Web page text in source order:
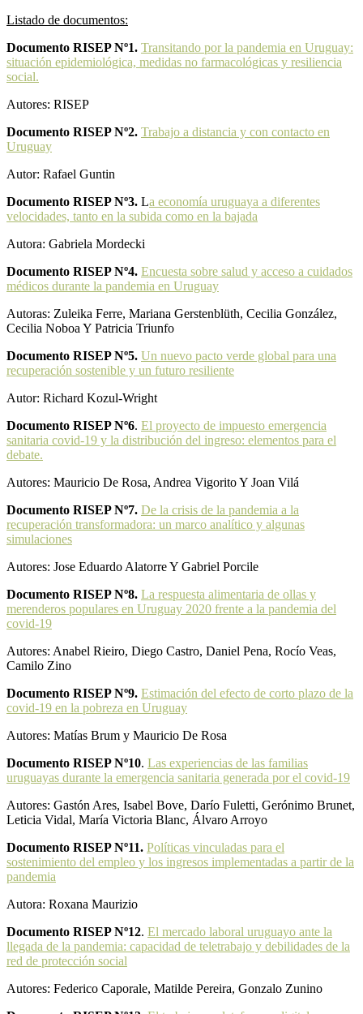
Listado de documentos:
Documento RISEP Nº1. Transitando por la pandemia en Uruguay:
situación epidemiológica, medidas no farmacológicas y resiliencia
social.
Autores: RISEP
Documento RISEP Nº2. Trabajo a distancia y con contacto en
Uruguay
Autor: Rafael Guntin
Documento RISEP Nº3. La economía uruguaya a diferentes
velocidades, tanto en la subida como en la bajada
Autora: Gabriela Mordecki
Documento RISEP Nº4. Encuesta sobre salud y acceso a cuidados
médicos durante la pandemia en Uruguay
Autoras: Zuleika Ferre, Mariana Gerstenblüth, Cecilia González,
Cecilia Noboa Y Patricia Triunfo
Documento RISEP Nº5. Un nuevo pacto verde global para una
recuperación sostenible y un futuro resiliente
Autor: Richard Kozul-Wright
Documento RISEP Nº6. El proyecto de impuesto emergencia
sanitaria covid-19 y la distribución del ingreso: elementos para el
debate.
Autores: Mauricio De Rosa, Andrea Vigorito Y Joan Vilá
Documento RISEP Nº7. De la crisis de la pandemia a la
recuperación transformadora: un marco analítico y algunas
simulaciones
Autores: Jose Eduardo Alatorre Y Gabriel Porcile
Documento RISEP Nº8. La respuesta alimentaria de ollas y
merenderos populares en Uruguay 2020 frente a la pandemia del
covid-19
Autores: Anabel Rieiro, Diego Castro, Daniel Pena, Rocío Veas,
Camilo Zino
Documento RISEP Nº9. Estimación del efecto de corto plazo de la
covid-19 en la pobreza en Uruguay
Autores: Matías Brum y Mauricio De Rosa
Documento RISEP Nº10. Las experiencias de las familias
uruguayas durante la emergencia sanitaria generada por el covid-19
Autores: Gastón Ares, Isabel Bove, Darío Fuletti, Gerónimo Brunet,
Leticia Vidal, María Victoria Blanc, Álvaro Arroyo
Documento RISEP Nº11. Políticas vinculadas para el
sostenimiento del empleo y los ingresos implementadas a partir de la
pandemia
Autora: Roxana Maurizio
Documento RISEP Nº12. El mercado laboral uruguayo ante la
llegada de la pandemia: capacidad de teletrabajo y debilidades de la
red de protección social
Autores: Federico Caporale, Matilde Pereira, Gonzalo Zunino